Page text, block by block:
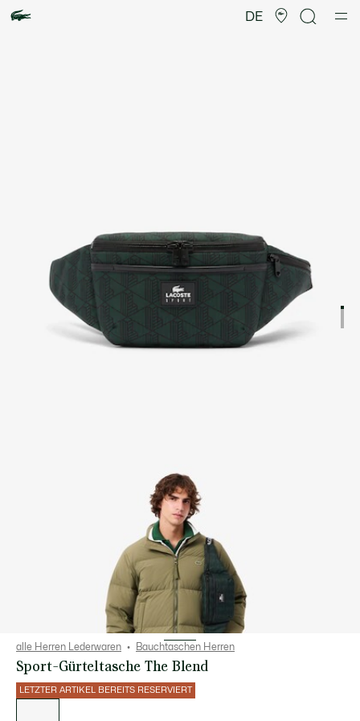
DE
alle Herren Lederwaren Bauchtaschen Herren
Sport-Gürteltasche The Blend
LETZTER ARTIKEL BEREITS RESERVIERT